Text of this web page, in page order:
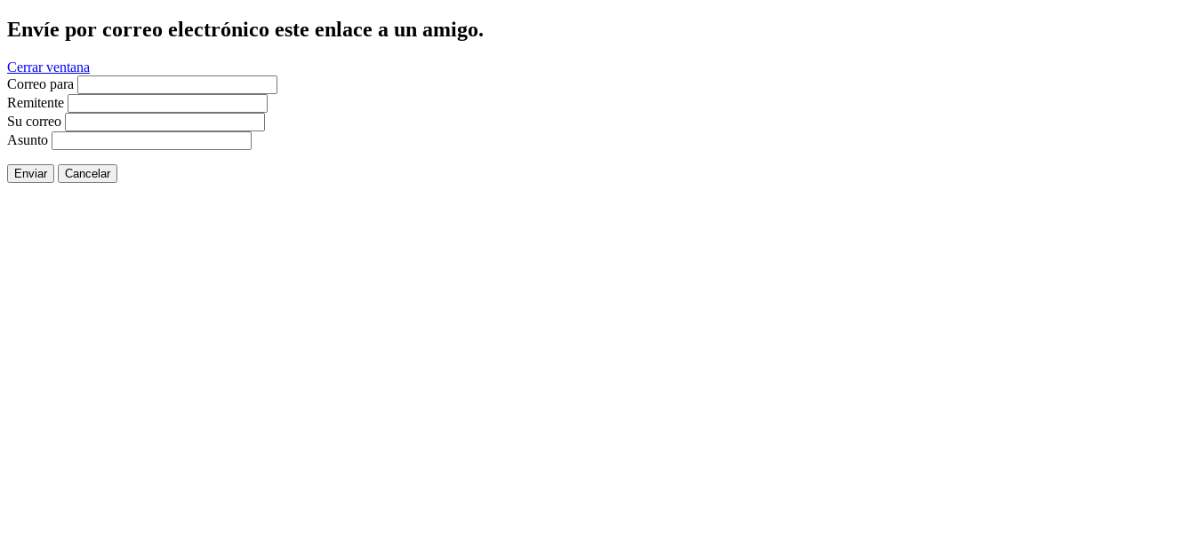
Envíe por correo electrónico este enlace a un amigo.
Cerrar ventana
Correo para
Remitente
Su correo
Asunto
Enviar Cancelar